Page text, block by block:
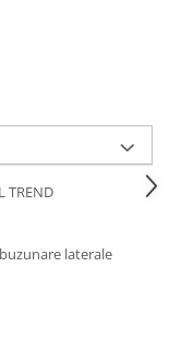
TREND
laterale